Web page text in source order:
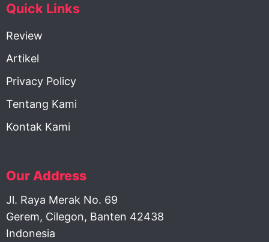
Quick Links
Review
Artikel
Privacy Policy
Tentang Kami
Kontak Kami
Our Address
Jl. Raya Merak No. 69
Gerem, Cilegon, Banten 42438
Indonesia